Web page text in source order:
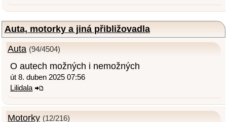
Auta, motorky a jiná přibližovadla
Auta (94/4504)
O autech možných i nemožných
út 8. duben 2025 07:56
Lilidala
Motorky (12/216)